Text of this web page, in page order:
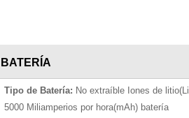
BATERÍA
Tipo de Batería: No extraíble Iones de
5000 Miliamperios por hora(mAh) batería